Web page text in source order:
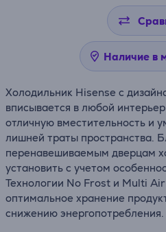
Наличие в
Холодильник Hisense с
вписывается в любой
отличную вместительность и
лишней траты пространства.
перенавешиваемым дверцам
установить с учетом
Технологии No Frost и Multi
оптимальное хранение
снижению энергопотребления.